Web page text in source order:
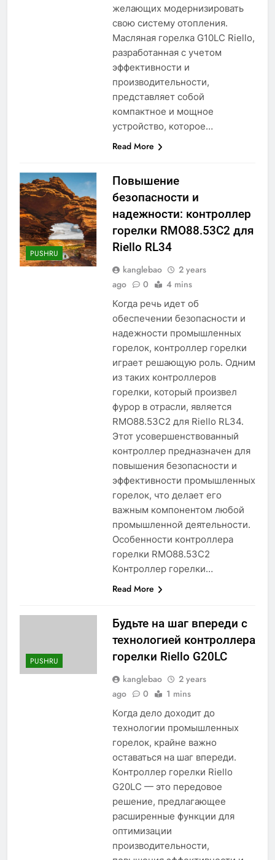
желающих модернизировать
свою систему отопления.
Масляная горелка G10LC Riello,
разработанная с учетом
эффективности и
производительности,
представляет собой
компактное и мощное
устройство, которое…
Read More
PUSHRU
Повышение
безопасности и
надежности: контроллер
горелки RMO88.53C2 для
Riello RL34
kanglebao
2 years
ago
0 4 mins
Когда речь идет об
обеспечении безопасности и
надежности промышленных
горелок, контроллер горелки
играет решающую роль. Одним
из таких контроллеров
горелки, который произвел
фурор в отрасли, является
RMO88.53C2 для Riello RL34.
Этот усовершенствованный
контроллер предназначен для
повышения безопасности и
эффективности промышленных
горелок, что делает его
важным компонентом любой
промышленной деятельности.
Особенности контроллера
горелки RMO88.53C2
Контроллер горелки…
Read More
PUSHRU
Будьте на шаг впереди с
технологией контроллера
горелки Riello G20LC
kanglebao
2 years
ago
0 1 mins
Когда дело доходит до
технологии промышленных
горелок, крайне важно
оставаться на шаг впереди.
Контроллер горелки Riello
G20LC — это передовое
решение, предлагающее
расширенные функции для
оптимизации
производительности,